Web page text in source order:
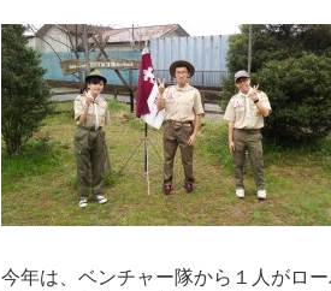
今年は、ベンチャー隊から１人がロ